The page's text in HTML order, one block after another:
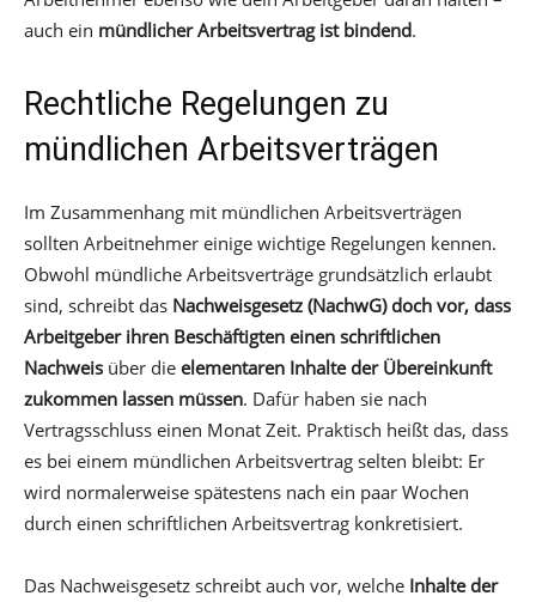
auch ein mündlicher Arbeitsvertrag ist bindend.
Rechtliche Regelungen zu
mündlichen Arbeitsverträgen
Im Zusammenhang mit mündlichen Arbeitsverträgen
sollten Arbeitnehmer einige wichtige Regelungen kennen.
Obwohl mündliche Arbeitsverträge grundsätzlich erlaubt
sind, schreibt das Nachweisgesetz (NachwG) doch vor, dass
Arbeitgeber ihren Beschäftigten einen schriftlichen
Nachweis über die elementaren Inhalte der Übereinkunft
zukommen lassen müssen. Dafür haben sie nach
Vertragsschluss einen Monat Zeit. Praktisch heißt das, dass
es bei einem mündlichen Arbeitsvertrag selten bleibt: Er
wird normalerweise spätestens nach ein paar Wochen
durch einen schriftlichen Arbeitsvertrag konkretisiert.
Das Nachweisgesetz schreibt auch vor, welche Inhalte der